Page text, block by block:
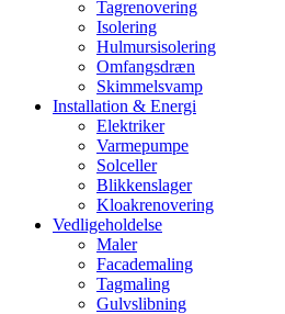
Tagrenovering
Isolering
Hulmursisolering
Omfangsdræn
Skimmelsvamp
Installation & Energi
Elektriker
Varmepumpe
Solceller
Blikkenslager
Kloakrenovering
Vedligeholdelse
Maler
Facademaling
Tagmaling
Gulvslibning